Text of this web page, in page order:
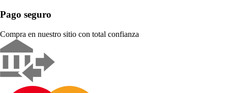
Pago seguro
Compra en nuestro sitio con total confianza